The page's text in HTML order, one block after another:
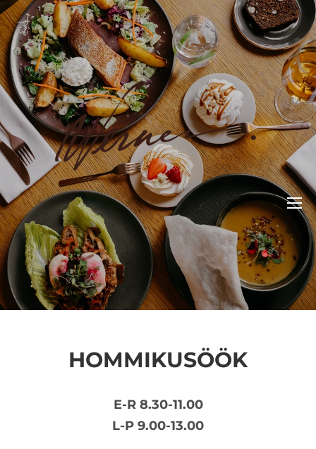
HOMMIKUSÖÖK
E-R 8.30-11.00
L-P 9.00-13.00